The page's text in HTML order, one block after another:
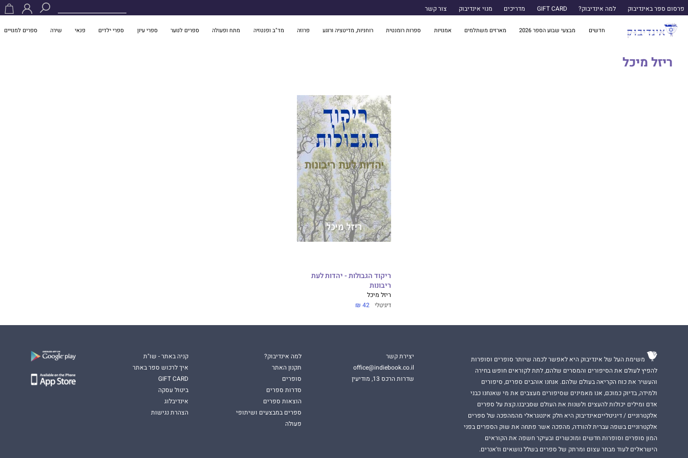
פרסום ספר באינדיבוק למה אינדיבוק? GIFT CARD מדריכים מנוי אינדיבוק צור קשר
חדשים מבצעי שבוע הספר 2026 מארזים משתלמים אמנויות ספרות רומנטית רוחניות, מדיטציה ורוגע פרוזה מד"ב ופנטזיה מתח ופעולה ספרים לנוער ספרי עיון ספרי ילדים פנאי שירה ספרים למנויים
ריזל מיכל
ריקוד הגבולות - יהדות לעת
ריבונות
ריזל מיכל
דיגיטלי 42 ₪
משימת העל של אינדיבוק היא לאפשר לכמה שיותר סופרים וסופרות
להפיץ לעולם את הסיפורים והמסרים שלהם, לתת לקוראים חופש בחירה
והעשיר את כוח הקריאה בעולם שלהם. אנחנו אוהבים ספרים, סיפורים
ולמידה, בדיוק כמוכם, אנו מאמינים שסיפורים מעצבים את מי שאנחנו כבני
אדם ומילים יכולות להעצים ולשנות את העולם שסביבנו.קצת על ספרים
אלקטרוניים / דיגיטלייםאינדיבוק היא חלק אינטגראלי מהמהפכה של ספרים
אלקטרוניים בשפה עברית להורדה, מהפכה אשר פתחה את שוק הספרים בפני
המון סופרים וסופרות חדשים ומוכשרים ובעיקר חשפה את הקוראים
הישראלים לעוד מבחר עצום ומרתק של ספרים בשלל נושאים וז'אנרים.
יצירת קשר
office@indiebook.co.il
שדרות הרכס 13, מודיעין
למה אינדיבוק?
תקנון האתר
סופרים
סדרות ספרים
הוצאות ספרים
ספרים במבצעים ושיתופי
פעולה
קניה באתר - שו"ת
איך לרכוש ספר באתר
GIFT CARD
ביטול עסקה
אינדיבלוג
הצהרת נגישות